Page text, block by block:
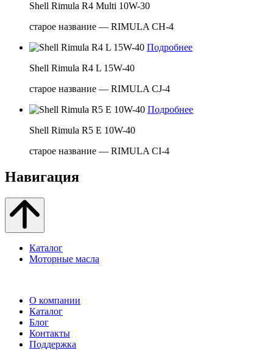
Shell Rimula R4 Multi 10W-30
старое название — RIMULA CH-4
Подробнее
Shell Rimula R4 L 15W-40
старое название — RIMULA CJ-4
Подробнее
Shell Rimula R5 E 10W-40
старое название — RIMULA CI-4
Навигация
Каталог
Моторные масла
О компании
Каталог
Блог
Контакты
Поддержка